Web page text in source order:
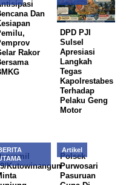
Dan
Rakor
DPD PJI
Sulsel
Apresiasi
Langkah
Tegas
Kapolrestabes
Terhadap
Pelaku Geng
Motor
Kutowinangun
Artikel
Polsek
Purwosari
Pasuruan